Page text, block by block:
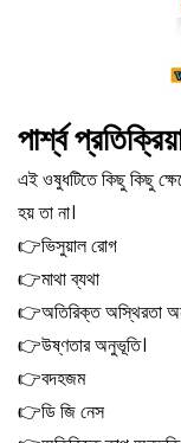
পার্শ্ব
এই ওষুধটিতে কিছু কিছু
হয় তা না।
👉ভিসুয়াল রোগ
👉মাথা ব্যথা
👉অতিরিক্ত অস্থিরতা
👉উষ্ণতার অনুভূতি।
👉বদহজম
👉ডি জি নেস